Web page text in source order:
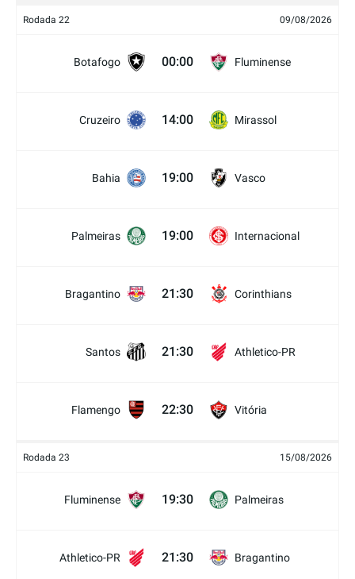
Rodada 22 09/08/2026
Botafogo 00:00 Fluminense
Cruzeiro 14:00 Mirassol
Bahia 19:00 Vasco
Palmeiras 19:00 Internacional
Bragantino 21:30 Corinthians
Santos 21:30 Athletico-PR
Flamengo 22:30 Vitória
Rodada 23 15/08/2026
Fluminense 19:30 Palmeiras
Athletico-PR 21:30 Bragantino